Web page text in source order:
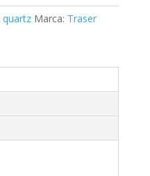
quartz Marca: Traser